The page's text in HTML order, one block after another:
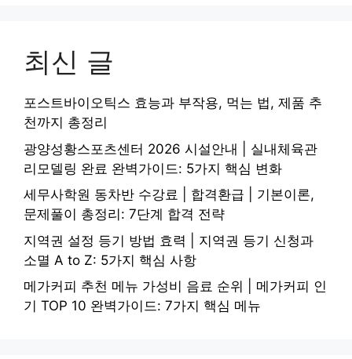
최신 글
포스트바이오틱스 효능과 부작용, 먹는 법, 제품 추
천까지 총정리
광양성황스포츠센터 2026 시설안내 | 실내체육관
리모델링 완료 완벽가이드: 5가지 핵심 변화
세무사학원 동차반 수강료 | 합격환급 | 기본이론,
문제풀이 총정리: 7단계 합격 전략
지역권 설정 등기 방법 효력 | 지역권 등기 신청과
소멸 A to Z: 5가지 핵심 사항
메가커피 추천 메뉴 가성비 음료 순위 | 메가커피 인
기 TOP 10 완벽가이드: 7가지 핵심 메뉴